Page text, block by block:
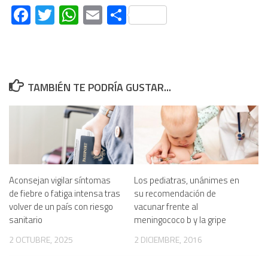
Facebook
Twitter
WhatsApp
EmailCompartir
TAMBIÉN TE PODRÍA GUSTAR...
Aconsejan vigilar síntomas
de fiebre o fatiga intensa tras
volver de un país con riesgo
sanitario
2 OCTUBRE, 2025
Los pediatras, unánimes en
su recomendación de
vacunar frente al
meningococo b y la gripe
2 DICIEMBRE, 2016